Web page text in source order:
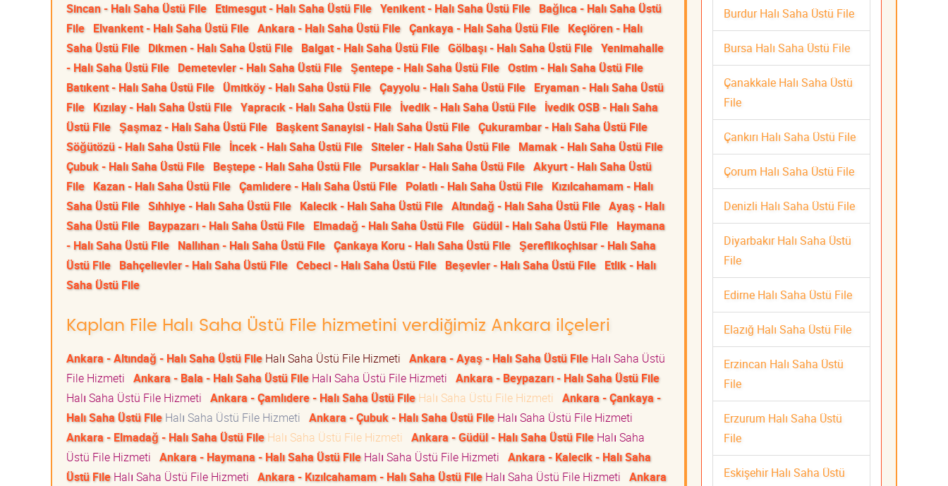
Sincan - Halı Saha Üstü File Etimesgut - Halı Saha Üstü File Yenikent - Halı Saha Üstü File Bağlıca - Halı Saha Üstü
File Elvankent - Halı Saha Üstü File Ankara - Halı Saha Üstü File Çankaya - Halı Saha Üstü File Keçiören - Halı
Saha Üstü File Dikmen - Halı Saha Üstü File Balgat - Halı Saha Üstü File Gölbaşı - Halı Saha Üstü File Yenimahalle
- Halı Saha Üstü File Demetevler - Halı Saha Üstü File Şentepe - Halı Saha Üstü File Ostim - Halı Saha Üstü File
Batıkent - Halı Saha Üstü File Ümitköy - Halı Saha Üstü File Çayyolu - Halı Saha Üstü File Eryaman - Halı Saha Üstü
File Kızılay - Halı Saha Üstü File Yapracık - Halı Saha Üstü File İvedik - Halı Saha Üstü File İvedik OSB - Halı Saha
Üstü File Şaşmaz - Halı Saha Üstü File Başkent Sanayisi - Halı Saha Üstü File Çukurambar - Halı Saha Üstü File
Söğütözü - Halı Saha Üstü File İncek - Halı Saha Üstü File Siteler - Halı Saha Üstü File Mamak - Halı Saha Üstü File
Çubuk - Halı Saha Üstü File Beştepe - Halı Saha Üstü File Pursaklar - Halı Saha Üstü File Akyurt - Halı Saha Üstü
File Kazan - Halı Saha Üstü File Çamlıdere - Halı Saha Üstü File Polatlı - Halı Saha Üstü File Kızılcahamam - Halı
Saha Üstü File Sıhhiye - Halı Saha Üstü File Kalecik - Halı Saha Üstü File Altındağ - Halı Saha Üstü File Ayaş - Halı
Saha Üstü File Baypazarı - Halı Saha Üstü File Elmadağ - Halı Saha Üstü File Güdül - Halı Saha Üstü File Haymana
- Halı Saha Üstü File Nallıhan - Halı Saha Üstü File Çankaya Koru - Halı Saha Üstü File Şereflikoçhisar - Halı Saha
Üstü File Bahçelievler - Halı Saha Üstü File Cebeci - Halı Saha Üstü File Beşevler - Halı Saha Üstü File Etlik - Halı
Saha Üstü File
Kaplan File Halı Saha Üstü File hizmetini verdiğimiz Ankara ilçeleri
Ankara - Altındağ - Halı Saha Üstü FileHalı Saha Üstü File Hizmeti Ankara - Ayaş - Halı Saha Üstü FileHalı Saha Üstü
File Hizmeti Ankara - Bala - Halı Saha Üstü FileHalı Saha Üstü File Hizmeti Ankara - Beypazarı - Halı Saha Üstü File
Halı Saha Üstü File Hizmeti Ankara - Çamlıdere - Halı Saha Üstü FileHalı Saha Üstü File Hizmeti Ankara - Çankaya -
Halı Saha Üstü FileHalı Saha Üstü File Hizmeti Ankara - Çubuk - Halı Saha Üstü FileHalı Saha Üstü File Hizmeti
Ankara - Elmadağ - Halı Saha Üstü FileHalı Saha Üstü File Hizmeti Ankara - Güdül - Halı Saha Üstü FileHalı Saha
Üstü File Hizmeti Ankara - Haymana - Halı Saha Üstü FileHalı Saha Üstü File Hizmeti Ankara - Kalecik - Halı Saha
Üstü FileHalı Saha Üstü File Hizmeti Ankara - Kızılcahamam - Halı Saha Üstü FileHalı Saha Üstü File Hizmeti Ankara
Burdur Halı Saha Üstü File
Bursa Halı Saha Üstü File
Çanakkale Halı Saha Üstü
File
Çankırı Halı Saha Üstü File
Çorum Halı Saha Üstü File
Denizli Halı Saha Üstü File
Diyarbakır Halı Saha Üstü
File
Edirne Halı Saha Üstü File
Elazığ Halı Saha Üstü File
Erzincan Halı Saha Üstü
File
Erzurum Halı Saha Üstü
File
Eskişehir Halı Saha Üstü